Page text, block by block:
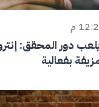
يلعب دور المحقق:
بفعالية